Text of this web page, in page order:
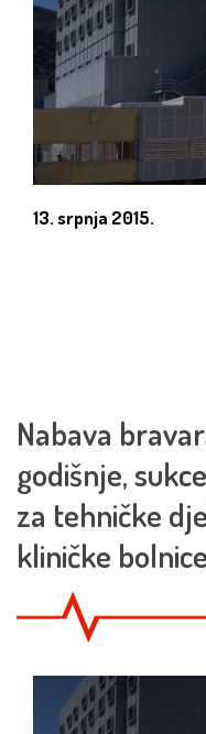
13. srpnja 2015.
Nabava
godišnje,
za tehničke
kliničke